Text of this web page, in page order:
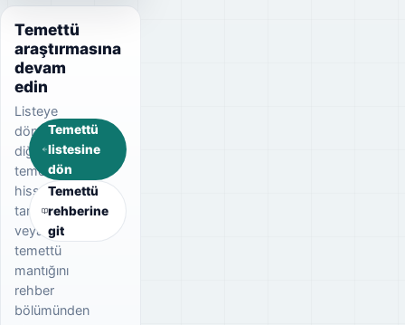
Temettü
araştırmasına
devam
edin
Listeye
dönerek
diğer
temettü
hisselerini
tarayın
veya
temettü
mantığını
rehber
bölümünden
Temettü
listesine
dön
Temettü
rehberine
git